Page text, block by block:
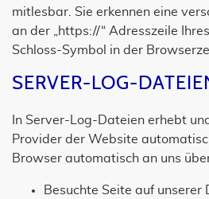
mitlesbar. Sie erkennen eine
an der „https://“ Adresszeile
Schloss-Symbol in der
SERVER-LOG-
In Server-Log-Dateien erhebt
Provider der Website
Browser automatisch an uns
Besuchte Seite auf unserer